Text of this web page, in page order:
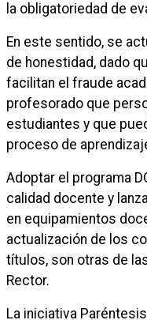
la obligatoriedad de
En este sentido, se
de honestidad, dado
facilitan el fraude
profesorado que
estudiantes y que
proceso de
Adoptar el programa
calidad docente y
en equipamientos
actualización de los
títulos, son otras de
Rector.
La iniciativa